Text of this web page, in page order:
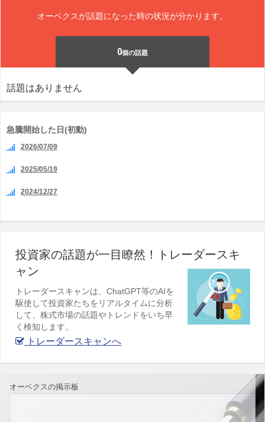
オーベクスが話題になった時の状況が分かります。
0個の話題
話題はありません
急騰開始した日(初動)
2026/07/09
2025/05/19
2024/12/27
投資家の話題が一目瞭然！トレーダースキ
ャン
トレーダースキャンは、ChatGPT等のAIを
駆使して投資家たちをリアルタイムに分析
して、株式市場の話題やトレンドをいち早
く検知します。
トレーダースキャンへ
オーベクスの掲示板